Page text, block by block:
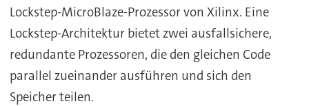
Lockstep-MicroBlaze-Prozessor von Xilinx. Eine
Lockstep-Architektur bietet zwei ausfallsichere,
redundante Prozessoren, die den gleichen Code
parallel zueinander ausführen und sich den
Speicher teilen.